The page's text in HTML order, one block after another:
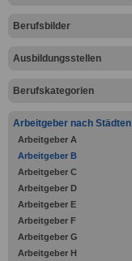
Berufsbilder
Ausbildungsstellen
Berufskategorien
Arbeitgeber nach Städten
Arbeitgeber A
Arbeitgeber B
Arbeitgeber C
Arbeitgeber D
Arbeitgeber E
Arbeitgeber F
Arbeitgeber G
Arbeitgeber H